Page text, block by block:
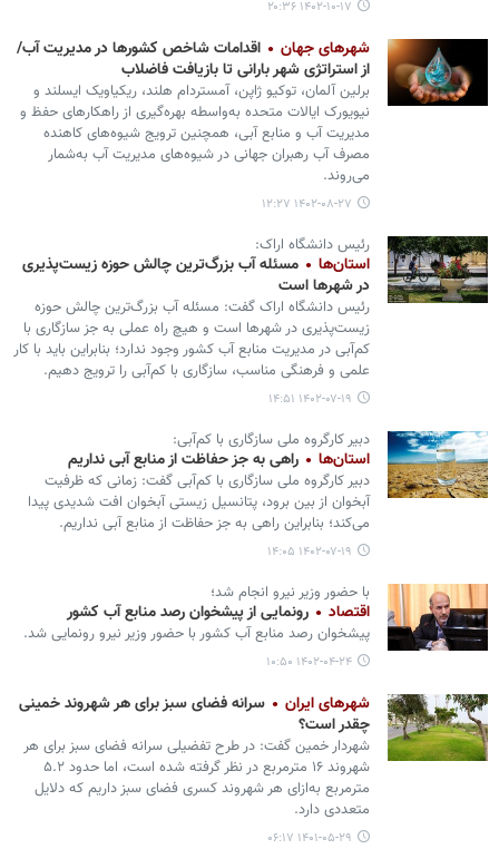
۱۴۰۲-۱۰-۱۷ ۲۰:۳۶
شهرهای جهان
اقدامات شاخص کشورها در مدیریت آب/
از استراتژی شهر بارانی تا بازیافت فاضلاب
برلین آلمان، توکیو ژاپن، آمستردام هلند، ریکیاویک ایسلند و
نیویورک ایالات متحده به‌واسطه بهره‌گیری از راهکارهای حفظ و
مدیریت آب و منابع آبی، همچنین ترویج شیوه‌های کاهنده
مصرف آب رهبران جهانی در شیوه‌های مدیریت آب به‌شمار
می‌روند.
۱۴۰۲-۰۸-۲۷ ۱۲:۲۷
رئیس دانشگاه اراک:
استان‌ها
مسئله آب بزرگ‌ترین چالش حوزه زیست‌پذیری
در شهرها است
رئیس دانشگاه اراک گفت: مسئله آب بزرگ‌ترین چالش حوزه
زیست‌پذیری در شهرها است و هیچ راه عملی به جز سازگاری با
کم‌آبی در مدیریت منابع آب کشور وجود ندارد؛ بنابراین باید با کار
علمی و فرهنگی مناسب، سازگاری با کم‌آبی را ترویج دهیم.
۱۴۰۲-۰۷-۱۹ ۱۴:۵۱
دبیر کارگروه ملی سازگاری با کم‌آبی:
استان‌ها راهی به جز حفاظت از منابع آبی نداریم
دبیر کارگروه ملی سازگاری با کم‌آبی گفت: زمانی که ظرفیت
آبخوان از بین برود، پتانسیل زیستی آبخوان افت شدیدی پیدا
می‌کند؛ بنابراین راهی به جز حفاظت از منابع آبی نداریم.
۱۴۰۲-۰۷-۱۹ ۱۴:۰۵
با حضور وزیر نیرو انجام شد؛
اقتصاد رونمایی از پیشخوان رصد منابع آب کشور
پیشخوان رصد منابع آب کشور با حضور وزیر نیرو رونمایی شد.
۱۴۰۲-۰۴-۲۴ ۱۰:۵۰
شهرهای ایران
سرانه فضای سبز برای هر شهروند خمینی
چقدر است؟
شهردار خمین گفت: در طرح تفضیلی سرانه فضای سبز برای هر
شهروند ۱۶ مترمربع در نظر گرفته شده است، اما حدود ۵.۲
مترمربع به‌ازای هر شهروند کسری فضای سبز داریم که دلایل
متعددی دارد.
۱۴۰۱-۰۵-۲۹ ۰۶:۱۷